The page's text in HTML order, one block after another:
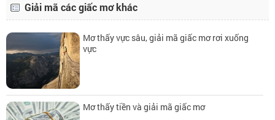
Giải mã các giấc mơ khác
Mơ thấy vực sâu, giải mã giấc mơ rơi xuống
vực
Mơ thấy tiền và giải mã giấc mơ